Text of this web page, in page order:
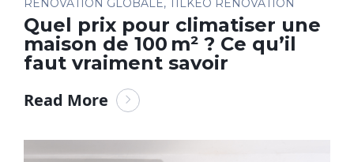
RÉNOVATION GLOBALE, TILKEO RÉNOVATION
Quel prix pour climatiser une
maison de 100 m² ? Ce qu’il
faut vraiment savoir
Read More